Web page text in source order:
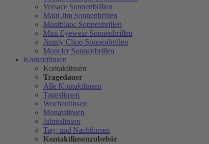
Versace Sonnenbrillen
Maui Jim Sonnenbrillen
Montblanc Sonnenbrillen
Mini Eyewear Sonnenbrillen
Jimmy Choo Sonnenbrillen
Moncler Sonnenbrillen
Kontaktlinsen
Kontaktlinsen
Tragedauer
Alle Kontaktlinsen
Tageslinsen
Wochenlinsen
Monatslinsen
Jahreslinsen
Tag- und Nachtlinsen
Kontaktlinsenzubehör